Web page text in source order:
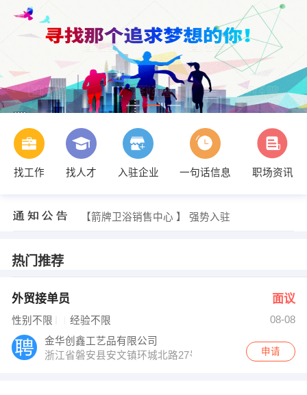
找工作 找人才 入驻企业 一句话信息 职场资讯
郑先生 发布 [客户经理 ] 招聘信息
【箭牌卫浴销售中心 】 强势入驻
【磐安县万佳橡胶厂 】 强势入驻
热门推荐
外贸接单员 面议
性别不限 经验不限
08-08
金华创鑫工艺品有限公司
浙江省磐安县安文镇环城北路27号
申请